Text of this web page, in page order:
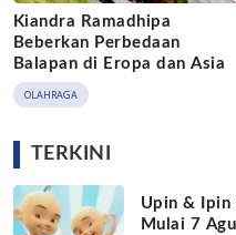
Kiandra Ramadhipa
Beberkan Perbedaan
Balapan di Eropa dan Asia
OLAHRAGA
TERKINI
Upin & Ipin
Mulai 7